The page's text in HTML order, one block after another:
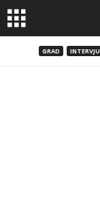
GRAD INTERVJU